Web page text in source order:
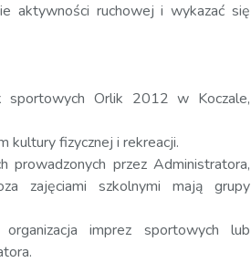
aktywności ruchowej i wykazać się
sportowych Orlik 2012 w Koczale,
kultury fizycznej i rekreacji.
prowadzonych przez Administratora,
zajęciami szkolnymi mają grupy
imprez sportowych lub